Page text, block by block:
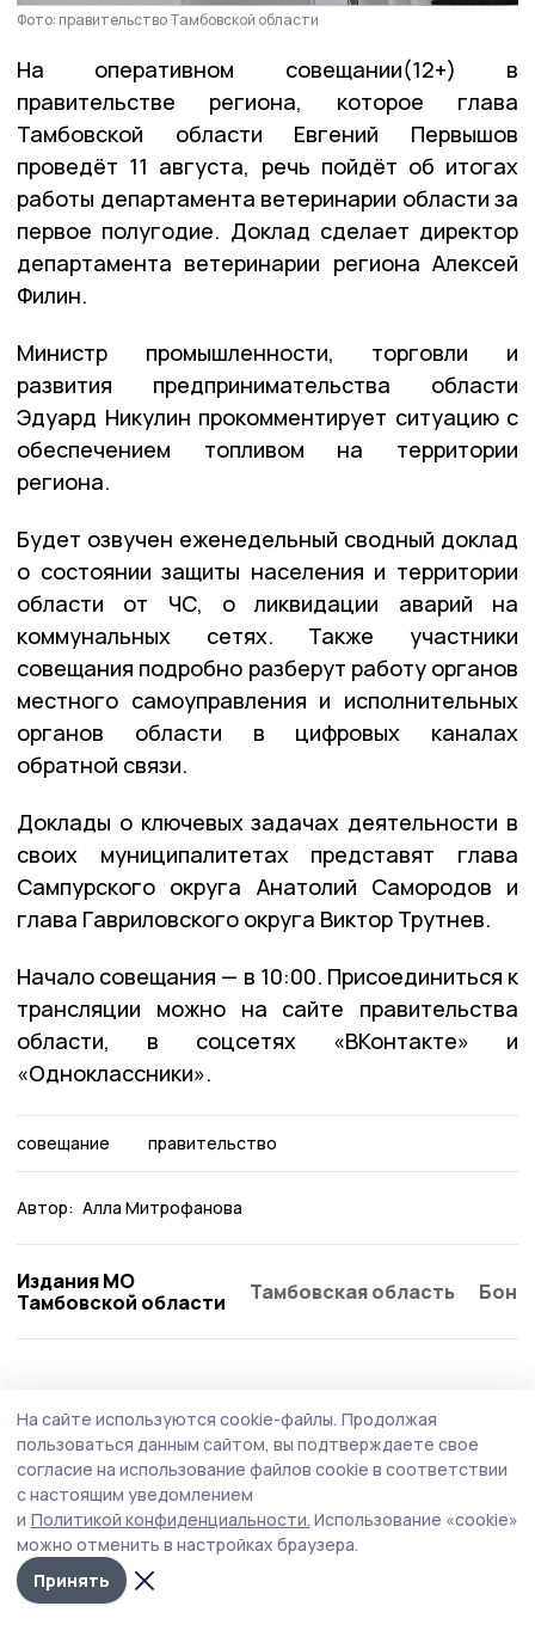
Фото: правительство Тамбовской области
На оперативном совещании(12+) в
правительстве региона, которое глава
Тамбовской области Евгений Первышов
проведёт 11 августа, речь пойдёт об итогах
работы департамента ветеринарии области за
первое полугодие. Доклад сделает директор
департамента ветеринарии региона Алексей
Филин.
Министр промышленности, торговли и
развития предпринимательства области
Эдуард Никулин прокомментирует ситуацию с
обеспечением топливом на территории
региона.
Будет озвучен еженедельный сводный доклад
о состоянии защиты населения и территории
области от ЧС, о ликвидации аварий на
коммунальных сетях. Также участники
совещания подробно разберут работу органов
местного самоуправления и исполнительных
органов области в цифровых каналах
обратной связи.
Доклады о ключевых задачах деятельности в
своих муниципалитетах представят глава
Сампурского округа Анатолий Самородов и
глава Гавриловского округа Виктор Трутнев.
Начало совещания — в 10:00. Присоединиться к
трансляции можно на сайте правительства
области, в соцсетях «ВКонтакте» и
«Одноклассники».
совещание правительство
Автор: Алла Митрофанова
Издания МО
Тамбовской области
Тамбовская область
На сайте используются cookie-файлы. Продолжая
пользоваться данным сайтом, вы подтверждаете свое
согласие на использование файлов cookie в соответствии
с настоящим уведомлением
и Политикой конфиденциальности. Использование «cookie»
можно отменить в настройках браузера.
Принять